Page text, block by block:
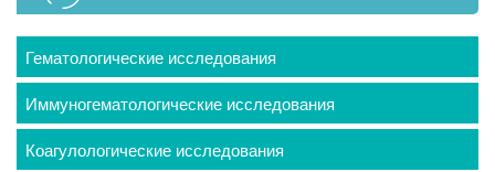
Гематологические исследования
Иммуногематологические исследования
Коагулологические исследования